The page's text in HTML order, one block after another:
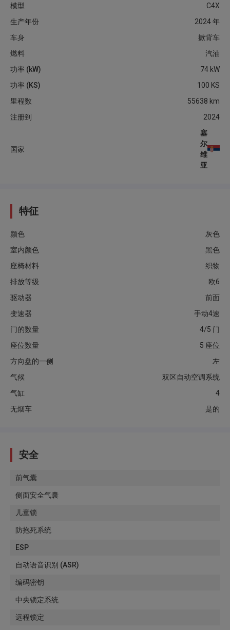
模型
C4X
生产年份
2024年
车身
掀背车
燃料
汽油
功率 (kW)
74 kW
功率 (KS)
100 KS
里程数
55638 km
注册到
2024
国家
塞
尔
维
亚
特征
颜色
灰色
室内颜色
黑色
座椅材料
织物
排放等级
欧6
驱动器
前面
变速器
手动4速
门的数量
4/5 门
座位数量
5 座位
方向盘的一侧
左
气候
双区自动空调系统
气缸
4
无烟车
是的
安全
前气囊
侧面安全气囊
儿童锁
防抱死系统
ESP
自动语音识别 (ASR)
编码密钥
中央锁定系统
远程锁定